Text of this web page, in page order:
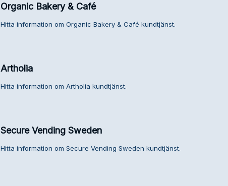
Organic Bakery & Café
Hitta information om Organic Bakery & Café kundtjänst.
Artholia
Hitta information om Artholia kundtjänst.
Secure Vending Sweden
Hitta information om Secure Vending Sweden kundtjänst.